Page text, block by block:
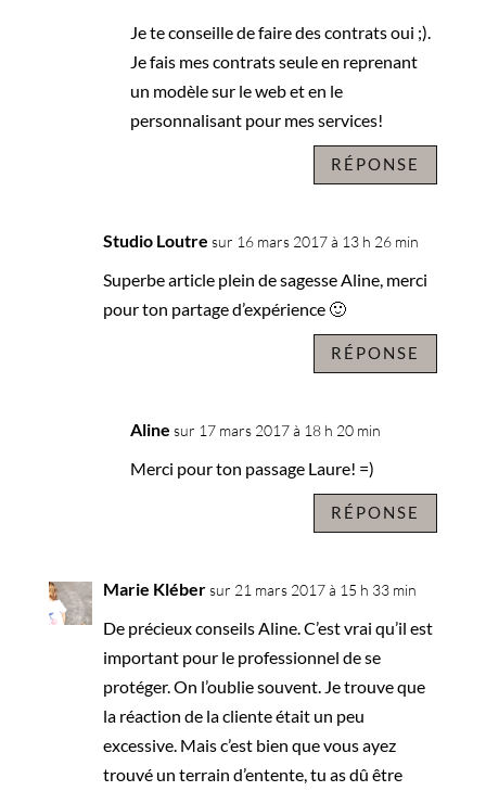
Je te conseille de faire des contrats oui ;).
Je fais mes contrats seule en reprenant
un modèle sur le web et en le
personnalisant pour mes services!
RÉPONSE
Studio Loutre sur 16 mars 2017 à 13 h 26 min
Superbe article plein de sagesse Aline, merci
pour ton partage d’expérience 🙂
RÉPONSE
Aline sur 17 mars 2017 à 18 h 20 min
Merci pour ton passage Laure! =)
RÉPONSE
Marie Klébersur 21 mars 2017 à 15 h 33 min
De précieux conseils Aline. C’est vrai qu’il est
important pour le professionnel de se
protéger. On l’oublie souvent. Je trouve que
la réaction de la cliente était un peu
excessive. Mais c’est bien que vous ayez
trouvé un terrain d’entente, tu as dû être